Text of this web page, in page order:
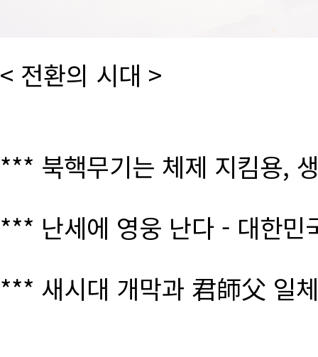
< 전환의 시대 >
*** 북핵무기는 체제 지킴용,
*** 난세에 영웅 난다 - 대한
*** 새시대 개막과 君師父 일